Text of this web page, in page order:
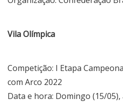
Vila Olímpica
Competição: I Etapa
com Arco 2022
Data e hora: Domingo (15/05),